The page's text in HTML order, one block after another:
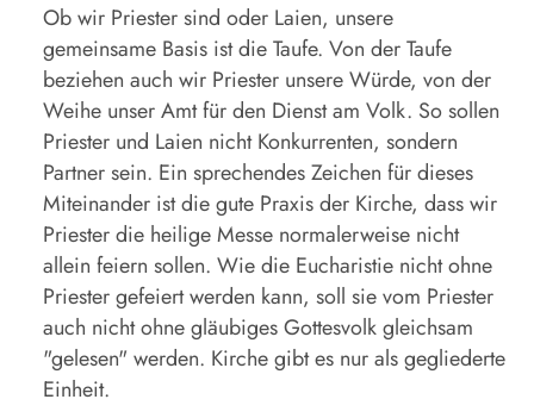
Ob wir Priester sind oder Laien, unsere
gemeinsame Basis ist die Taufe. Von der Taufe
beziehen auch wir Priester unsere Würde, von der
Weihe unser Amt für den Dienst am Volk. So sollen
Priester und Laien nicht Konkurrenten, sondern
Partner sein. Ein sprechendes Zeichen für dieses
Miteinander ist die gute Praxis der Kirche, dass wir
Priester die heilige Messe normalerweise nicht
allein feiern sollen. Wie die Eucharistie nicht ohne
Priester gefeiert werden kann, soll sie vom Priester
auch nicht ohne gläubiges Gottesvolk gleichsam
"gelesen" werden. Kirche gibt es nur als gegliederte
Einheit.